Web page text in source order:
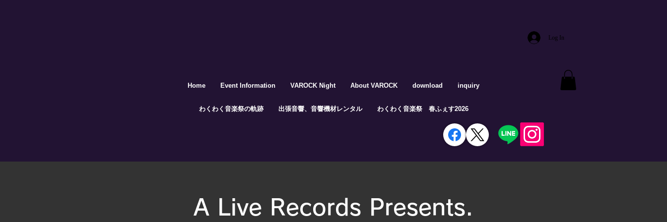
Log In
Home Event Information VAROCK Night About VAROCK download inquiry
わくわく音楽祭の軌跡 出張音響、音響機材レンタル わくわく音楽祭 春ふぇす2026
A Live Records Presents.